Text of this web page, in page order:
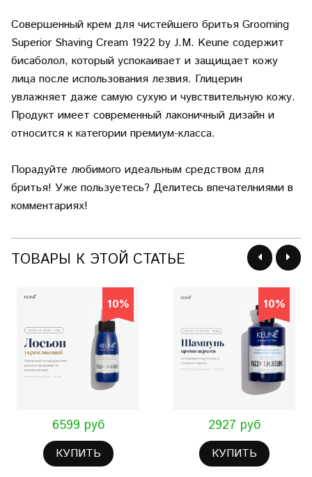
Совершенный крем для чистейшего бритья Grooming
Superior Shaving Cream 1922 by J.M. Keune содержит
бисаболол, который успокаивает и защищает кожу
лица после использования лезвия. Глицерин
увлажняет даже самую сухую и чувствительную кожу.
Продукт имеет современный лаконичный дизайн и
относится к категории премиум-класса.
Порадуйте любимого идеальным средством для
бритья! Уже пользуетесь? Делитесь впечателниями в
комментариях!
ТОВАРЫ К ЭТОЙ СТАТЬЕ
10%
6599 руб
КУПИТЬ
10%
2927 руб
КУПИТЬ